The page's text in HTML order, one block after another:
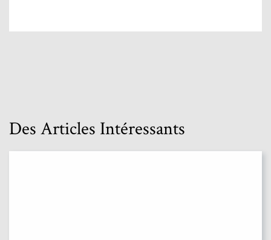
Des Articles Intéressants